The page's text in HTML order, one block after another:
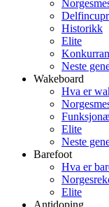
Historikk
Elite
Neste
Wakeboard
Hva er
Elite
Neste
Barefoot
Hva er
Elite
Antidoping